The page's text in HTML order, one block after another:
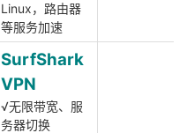
Linux，路由器
等服务加速
SurfShark
VPN
√无限带宽、服
务器切换